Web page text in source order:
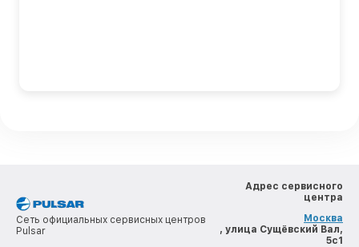
Сеть официальных сервисных центров
Pulsar
Адрес сервисного
центра
Москва
, улица Сущёвский Вал,
5с1